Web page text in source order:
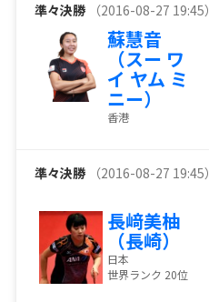
準々決勝 （2016-08-27 19:45）
蘇慧音
（スー ワ
イ ヤム ミ
ニー）
香港
準々決勝 （2016-08-27 19:45）
長﨑美柚
（長崎）
日本
世界ランク 20位